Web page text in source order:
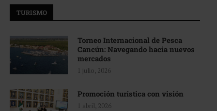
TURISMO
Torneo Internacional de Pesca
Cancún: Navegando hacia nuevos
mercados
1 julio, 2026
Promoción turística con visión
1 abril, 2026